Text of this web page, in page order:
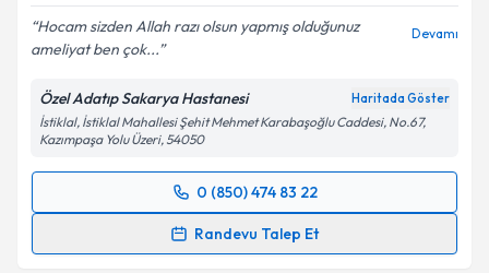
Hocam sizden Allah razı olsun yapmış olduğunuz
ameliyat ben çok...
Devamı
Özel Adatıp Sakarya Hastanesi Haritada Göster
İstiklal, İstiklal Mahallesi Şehit Mehmet Karabaşoğlu Caddesi, No.67,
Kazımpaşa Yolu Üzeri, 54050
0 (850) 474 83 22
Randevu Talep Et
Randevu Takvimi Talebi